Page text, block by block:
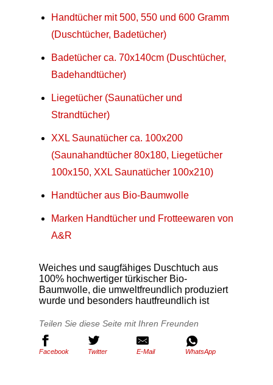
Handtücher mit 500, 550 und 600 Gramm
(Duschtücher, Badetücher)
Badetücher ca. 70x140cm (Duschtücher,
Badehandtücher)
Liegetücher (Saunatücher und
Strandtücher)
XXL Saunatücher ca. 100x200
(Saunahandtücher 80x180, Liegetücher
100x150, XXL Saunatücher 100x210)
Handtücher aus Bio-Baumwolle
Marken Handtücher und Frotteewaren von
A&R
Weiches und saugfähiges Duschtuch aus
100% hochwertiger türkischer Bio-
Baumwolle, die umweltfreundlich produziert
wurde und besonders hautfreundlich ist
Teilen Sie diese Seite mit Ihren Freunden
Facebook Twitter E-Mail WhatsApp